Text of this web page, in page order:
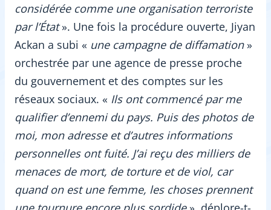
considérée comme une organisation terroriste
par l’État». Une fois la procédure ouverte, Jiyan
Ackan a subi « une campagne de diffamation »
orchestrée par une agence de presse proche
du gouvernement et des comptes sur les
réseaux sociaux. « Ils ont commencé par me
qualifier d’ennemi du pays. Puis des photos de
moi, mon adresse et d’autres informations
personnelles ont fuité. J’ai reçu des milliers de
menaces de mort, de torture et de viol, car
quand on est une femme, les choses prennent